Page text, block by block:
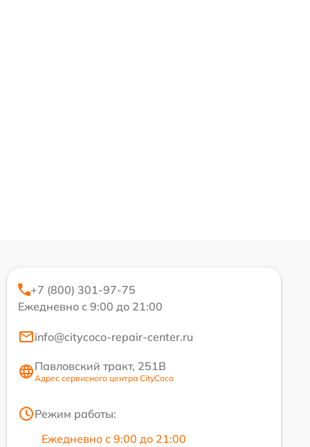
+7 (800) 301-97-75
Ежедневно с 9:00 до 21:00
info@citycoco-repair-center.ru
Павловский тракт, 251В
Адрес сервисного центра CityCoco
Режим работы:
Ежедневно с 9:00 до 21:00